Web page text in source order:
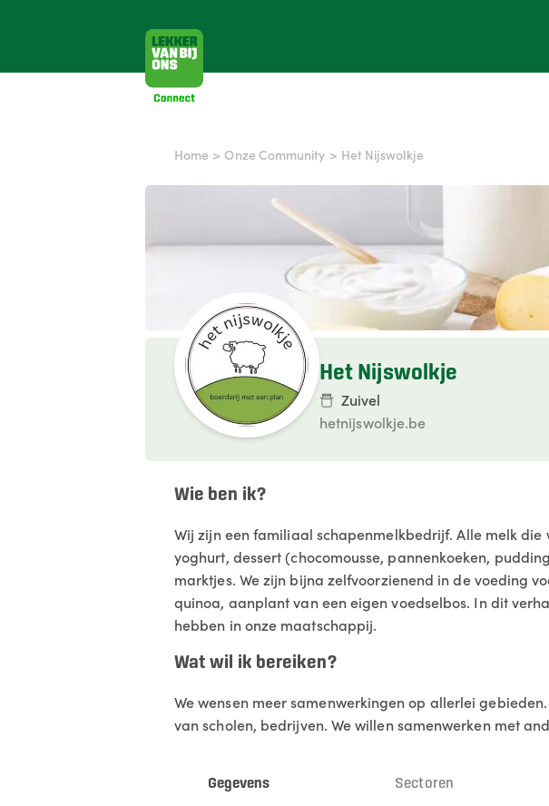
Home > Onze Community > Het Nijswolkje
Het Nijswolkje
Zuivel
hetnijswolkje.be
Wie ben ik?
Wij zijn een familiaal schapenmelkbedrijf. Alle melk
yoghurt, dessert (chocomousse, pannenkoeken,
marktjes. We zijn bijna zelfvoorzienend in de voeding
quinoa, aanplant van een eigen voedselbos. In dit
hebben in onze maatschappij.
Wat wil ik bereiken?
We wensen meer samenwerkingen op allerlei
van scholen, bedrijven. We willen samenwerken met
Gegevens Sectoren